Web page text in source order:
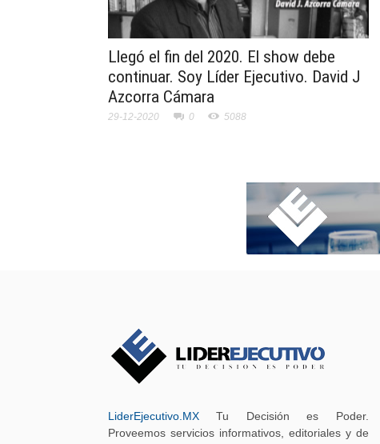
Llegó el fin del 2020. El show debe
continuar. Soy Líder Ejecutivo. David J
Azcorra Cámara
29-12-2020 0 5088
LiderEjecutivo.MX Tu Decisión es Poder.
Proveemos servicios informativos, editoriales y de